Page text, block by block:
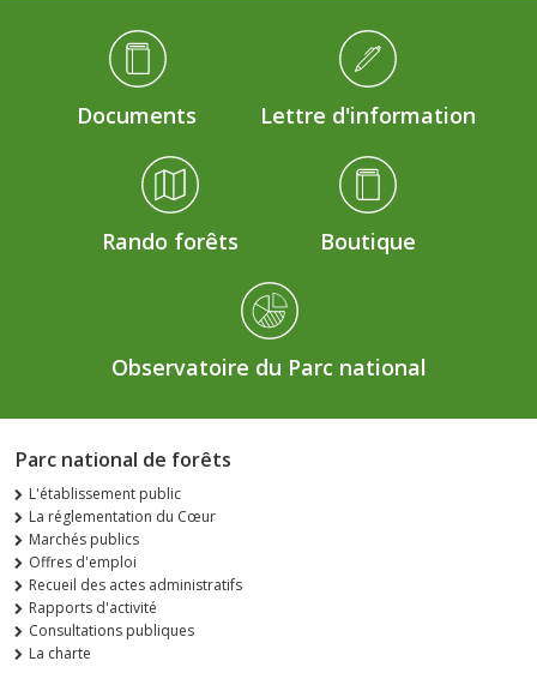
Médiathèque Footer
Documents Lettre d'information
Rando forêts Boutique
Observatoire du Parc national
Parc national de forêts
L'établissement public
La réglementation du Cœur
Marchés publics
Offres d'emploi
Recueil des actes administratifs
Rapports d'activité
Consultations publiques
La charte